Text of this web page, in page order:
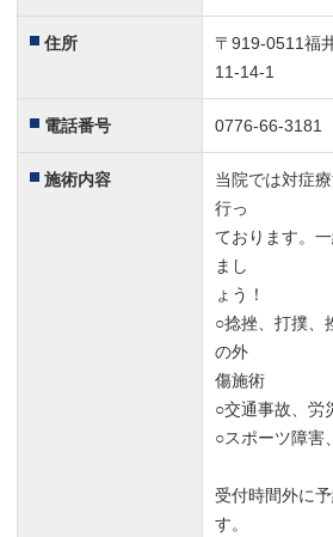
住所
〒919-0511福
11-14-1
電話番号 0776-66-3181
施術内容
当院では対症
行っ
ております。
まし
ょう！
○捻挫、打撲、
の外
傷施術
○交通事故、労
○スポーツ障害
受付時間外に
す。